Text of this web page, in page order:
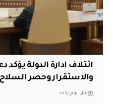
ائتلاف ادارة الدولة
والاستقرار وحصر السلاح
قبل يوم واحد